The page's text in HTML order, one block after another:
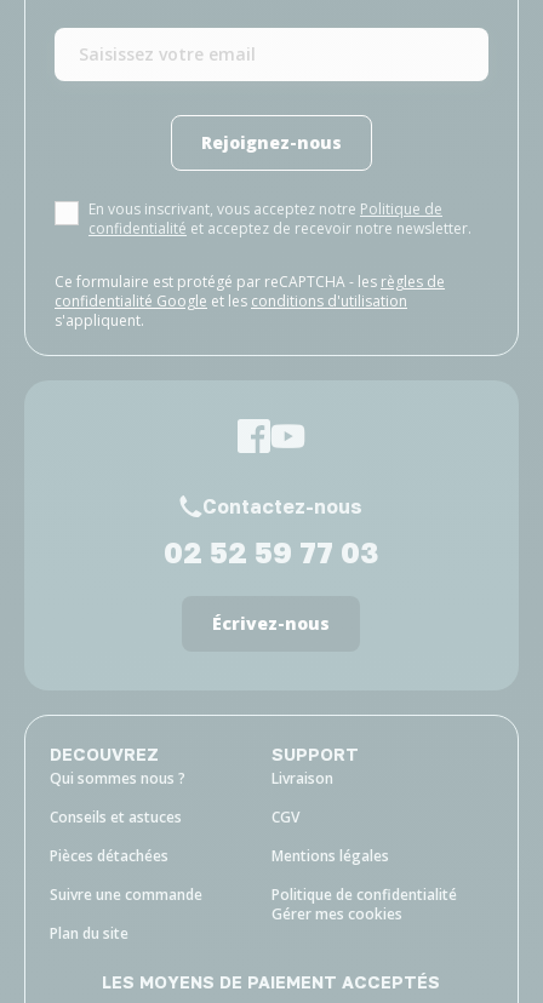
Rejoignez-nous
En vous inscrivant, vous acceptez notre Politique de
confidentialité et acceptez de recevoir notre newsletter.
Ce formulaire est protégé par reCAPTCHA - les règles de
confidentialité Google et les conditions d'utilisation
s'appliquent.
Contactez-nous
02 52 59 77 03
Écrivez-nous
DECOUVREZ
Qui sommes nous ?
Conseils et astuces
Pièces détachées
Suivre une commande
Plan du site
SUPPORT
Livraison
CGV
Mentions légales
Politique de confidentialité
Gérer mes cookies
LES MOYENS DE PAIEMENT ACCEPTÉS